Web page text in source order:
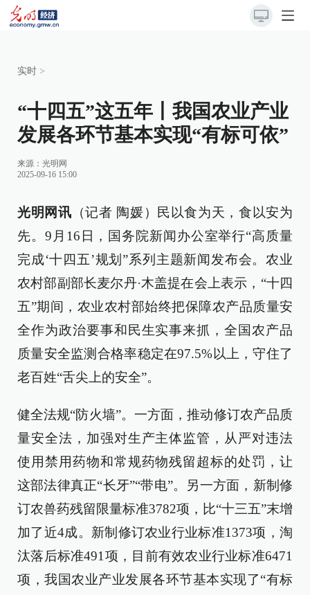
实时 >
“十四五”这五年丨我国农业产业
发展各环节基本实现“有标可依”
来源： 光明网
2025-09-16 15:00
光明网讯 （记者 陶媛）民以食为天，食以安为
先。9月16日，国务院新闻办公室举行“高质量
完成‘十四五’规划”系列主题新闻发布会。农业
农村部副部长麦尔丹·木盖提在会上表示，“十四
五”期间，农业农村部始终把保障农产品质量安
全作为政治要事和民生实事来抓，全国农产品
质量安全监测合格率稳定在97.5%以上，守住了
老百姓“舌尖上的安全”。
健全法规“防火墙”。一方面，推动修订农产品质
量安全法，加强对生产主体监管，从严对违法
使用禁用药物和常规药物残留超标的处罚，让
这部法律真正“长牙”“带电”。另一方面，新制修
订农兽药残留限量标准3782项，比“十三五”末增
加了近4成。新制修订农业行业标准1373项，淘
汰落后标准491项，目前有效农业行业标准6471
项，我国农业产业发展各环节基本实现了“有标